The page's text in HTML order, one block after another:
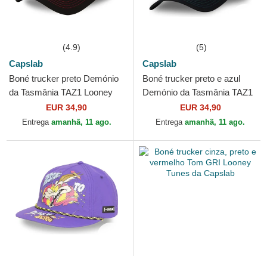
(4.9)
Capslab
Boné trucker preto Demónio
da Tasmânia TAZ1 Looney
Tunes da Capslab
EUR 34,90
Entrega amanhã, 11 ago.
(5)
Capslab
Boné trucker preto e azul
Demónio da Tasmânia TAZ1
CT Looney Tunes da Capslab
EUR 34,90
Entrega amanhã, 11 ago.